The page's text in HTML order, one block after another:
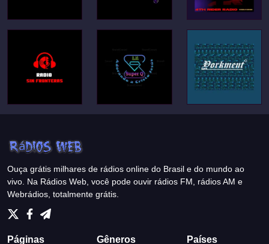
Ouça grátis milhares de rádios online do Brasil e do mundo ao
vivo. Na Rádios Web, você pode ouvir rádios FM, rádios AM e
Webrádios, totalmente grátis.
Páginas Gêneros Países